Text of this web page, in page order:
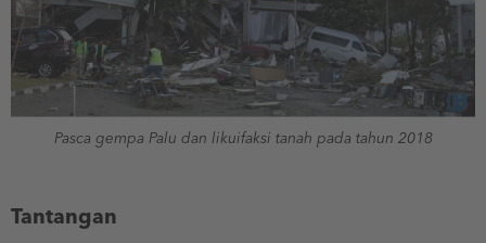
Pasca gempa Palu dan likuifaksi tanah pada tahun 2018
Tantangan